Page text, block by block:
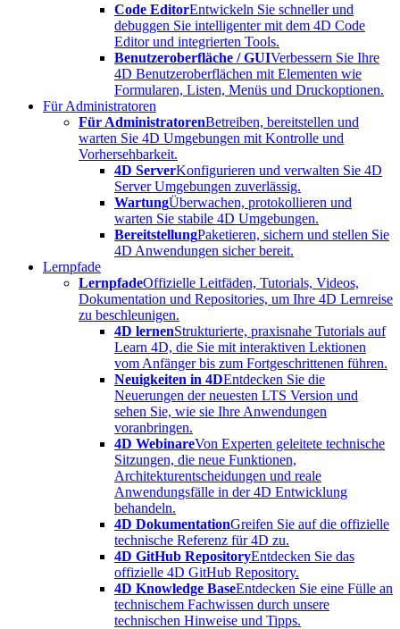
Code EditorEntwickeln Sie schneller und
debuggen Sie intelligenter mit dem 4D Code
Editor und integrierten Tools.
Benutzeroberfläche / GUIVerbessern Sie Ihre
4D Benutzeroberflächen mit Elementen wie
Formularen, Listen, Menüs und Druckoptionen.
Für Administratoren
Für AdministratorenBetreiben, bereitstellen und
warten Sie 4D Umgebungen mit Kontrolle und
Vorhersehbarkeit.
4D ServerKonfigurieren und verwalten Sie 4D
Server Umgebungen zuverlässig.
WartungÜberwachen, protokollieren und
warten Sie stabile 4D Umgebungen.
BereitstellungPaketieren, sichern und stellen Sie
4D Anwendungen sicher bereit.
Lernpfade
LernpfadeOffizielle Leitfäden, Tutorials, Videos,
Dokumentation und Repositories, um Ihre 4D Lernreise
zu beschleunigen.
4D lernenStrukturierte, praxisnahe Tutorials auf
Learn 4D, die Sie mit interaktiven Lektionen
vom Anfänger bis zum Fortgeschrittenen führen.
Neuigkeiten in 4DEntdecken Sie die
Neuerungen der neuesten LTS Version und
sehen Sie, wie sie Ihre Anwendungen
voranbringen.
4D WebinareVon Experten geleitete technische
Sitzungen, die neue Funktionen,
Architekturentscheidungen und reale
Anwendungsfälle in der 4D Entwicklung
behandeln.
4D DokumentationGreifen Sie auf die offizielle
technische Referenz für 4D zu.
4D GitHub RepositoryEntdecken Sie das
offizielle 4D GitHub Repository.
4D Knowledge BaseEntdecken Sie eine Fülle an
technischem Fachwissen durch unsere
technischen Hinweise und Tipps.